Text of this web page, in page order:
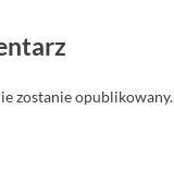
zostanie opublikowany.